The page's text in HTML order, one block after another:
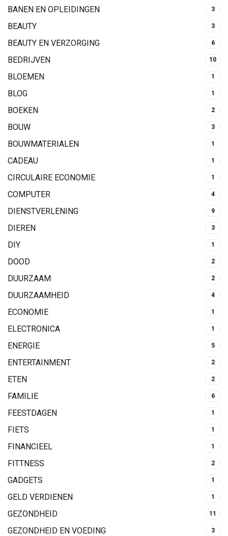
BANEN EN OPLEIDINGEN 3
BEAUTY 3
BEAUTY EN VERZORGING 6
BEDRIJVEN 10
BLOEMEN 1
BLOG 1
BOEKEN 2
BOUW 3
BOUWMATERIALEN 1
CADEAU 1
CIRCULAIRE ECONOMIE 1
COMPUTER 4
DIENSTVERLENING 9
DIEREN 3
DIY 1
DOOD 2
DUURZAAM 2
DUURZAAMHEID 4
ECONOMIE 1
ELECTRONICA 1
ENERGIE 5
ENTERTAINMENT 2
ETEN 2
FAMILIE 6
FEESTDAGEN 1
FIETS 1
FINANCIEEL 1
FITTNESS 2
GADGETS 1
GELD VERDIENEN 1
GEZONDHEID 11
GEZONDHEID EN VOEDING 3